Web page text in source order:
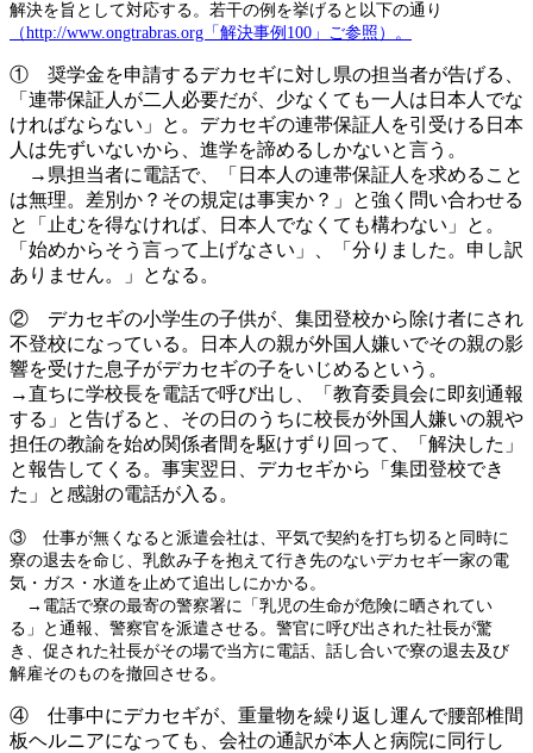
解決を旨として対応する。若干の例を挙げると以下の通り
（http://www.ongtrabras.org「解決事例100」ご参照）。
① 奨学金を申請するデカセギに対し県の担当者が告げる、
「連帯保証人が二人必要だが、少なくても一人は日本人でな
ければならない」と。デカセギの連帯保証人を引受ける日本
人は先ずいないから、進学を諦めるしかないと言う。
→県担当者に電話で、「日本人の連帯保証人を求めること
は無理。差別か？その規定は事実か？」と強く問い合わせる
と「止むを得なければ、日本人でなくても構わない」と。
「始めからそう言って上げなさい」、「分りました。申し訳
ありません。」となる。
② デカセギの小学生の子供が、集団登校から除け者にされ
不登校になっている。日本人の親が外国人嫌いでその親の影
響を受けた息子がデカセギの子をいじめるという。
→直ちに学校長を電話で呼び出し、「教育委員会に即刻通報
する」と告げると、その日のうちに校長が外国人嫌いの親や
担任の教諭を始め関係者間を駆けずり回って、「解決した」
と報告してくる。事実翌日、デカセギから「集団登校でき
た」と感謝の電話が入る。
③ 仕事が無くなると派遣会社は、平気で契約を打ち切ると同時に
寮の退去を命じ、乳飲み子を抱えて行き先のないデカセギ一家の電
気・ガス・水道を止めて追出しにかかる。
→電話で寮の最寄の警察署に「乳児の生命が危険に晒されてい
る」と通報、警察官を派遣させる。警官に呼び出された社長が驚
き、促された社長がその場で当方に電話、話し合いで寮の退去及び
解雇そのものを撤回させる。
④ 仕事中にデカセギが、重量物を繰り返し運んで腰部椎間
板ヘルニアになっても、会社の通訳が本人と病院に同行し